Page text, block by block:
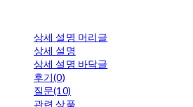
상세 설명 머리글
상세 설명
상세 설명 바닥글
후기(0)
질문(10)
관련 상품